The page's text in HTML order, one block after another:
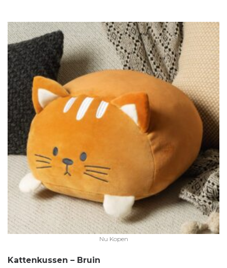
Nu Kopen
Kattenkussen – Bruin